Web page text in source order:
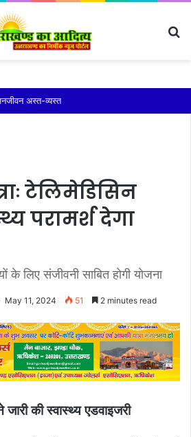
मार्ग पर भरभराकर ढही पहाड़ी
टेलिमेडिसिन
परामर्श देगा
के लिए संजीवनी साबित होगी योजना
May 11, 2024 51 2 minutes read
की स्वास्थ्य एडवाइजरी